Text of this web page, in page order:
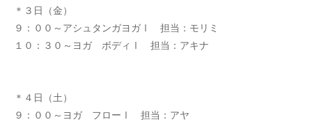
＊３日（金）
９：００～アシュタンガヨガⅠ 担当：モリミ
１０：３０～ヨガ ボディⅠ 担当：アキナ
＊４日（土）
９：００～ヨガ フローⅠ 担当：アヤ